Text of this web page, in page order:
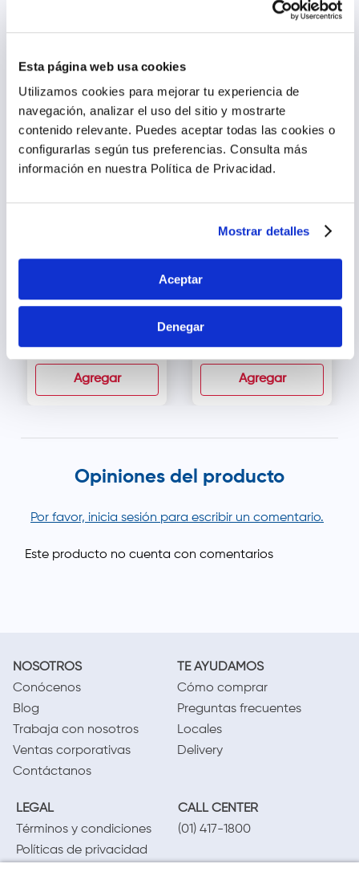
Esta página web usa cookies
Utilizamos cookies para mejorar tu experiencia de
navegación, analizar el uso del sitio y mostrarte
contenido relevante. Puedes aceptar todas las cookies o
configurarlas según tus preferencias. Consulta más
información en nuestra Política de Privacidad.
Mostrar detalles
Aceptar
Denegar
Productos relacionados
Fresh 3 mg Pastillas
Agregar
Multibióticos Sabor
Agregar
Opiniones del producto
Por favor, inicia sesión para escribir un comentario.
NOSOTROS
Conócenos
Blog
Trabaja con nosotros
Ventas corporativas
Contáctanos
TE AYUDAMOS
Cómo comprar
Preguntas frecuentes
Locales
Delivery
LEGAL
Términos y condiciones
Políticas de privacidad
CALL CENTER
(01) 417-1800